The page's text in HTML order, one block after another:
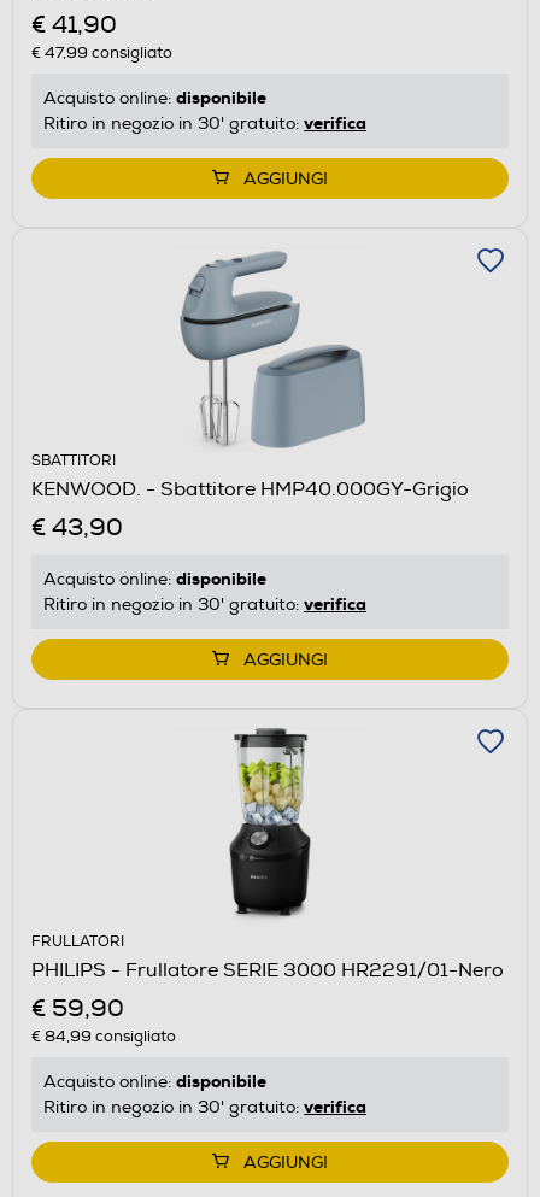
€ 41,90
€ 47,99 consigliato
Acquisto online: disponibile
Ritiro in negozio in 30' gratuito: verifica
AGGIUNGI
SBATTITORI
KENWOOD. - Sbattitore HMP40.000GY-Grigio
€ 43,90
Acquisto online: disponibile
Ritiro in negozio in 30' gratuito: verifica
AGGIUNGI
FRULLATORI
PHILIPS - Frullatore SERIE 3000 HR2291/01-Nero
€ 59,90
€ 84,99 consigliato
Acquisto online: disponibile
Ritiro in negozio in 30' gratuito: verifica
AGGIUNGI